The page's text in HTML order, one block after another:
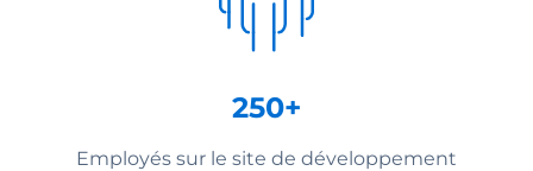
250+
Employés sur le site de développement